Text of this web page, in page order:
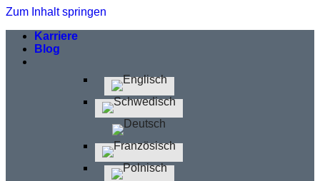
Zum Inhalt springen
Karriere
Blog